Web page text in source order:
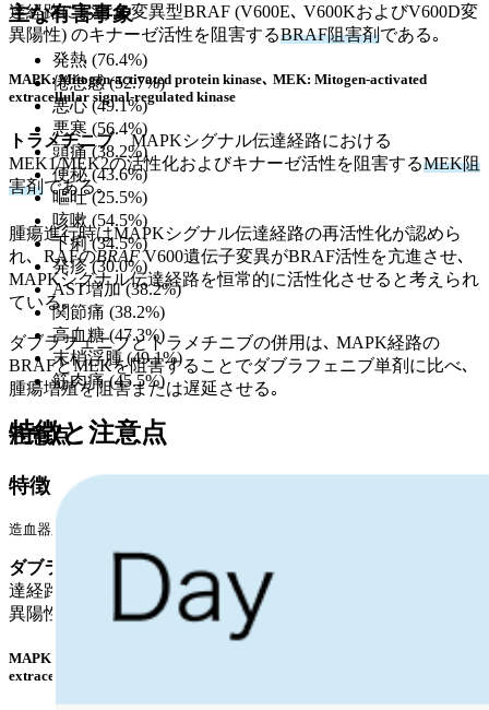
達経路における変異型BRAF (V600E､ V600KおよびV600D変
異陽性) のキナーゼ活性を阻害するBRAF阻害剤である｡
MAPK: Mitogen-activated protein kinase､ MEK: Mitogen-activated
extracellular signal-regulated kinase
トラメチニブMAPKシグナル伝達経路における
MEK1/MEK2の活性化およびキナーゼ活性を阻害するMEK阻
害剤である｡
腫瘍進行時はMAPKシグナル伝達経路の再活性化が認めら
れ､ RAFのBRAFV600遺伝子変異がBRAF活性を亢進させ､
MAPKシグナル伝達経路を恒常的に活性化させると考えられ
ている｡
ダブラフェニブとトラメチニブの併用は､ MAPK経路の
BRAFとMEKを阻害することでダブラフェニブ単剤に比べ､
腫瘍増殖を阻害または遅延させる｡
注意点
主な有害事象
発熱 (76.4%)
倦怠感 (52.7%)
悪心 (49.1%)
悪寒 (56.4%)
頭痛 (38.2%)
便秘 (43.6%)
嘔吐 (25.5%)
咳嗽 (54.5%)
下痢 (34.5%)
発疹 (30.0%)
AST増加 (38.2%)
関節痛 (38.2%)
高血糖 (47.3%)
末梢浮腫 (49.1%)
筋肉痛 (45.5%)
特徴と注意点
特徴
造血器腫瘍に対しては､ BRAF遺伝子変異を有する再発または難治性の有
ダブラフェニブ
RAS/RAF/MEK/ERK (MAPK) シグナル伝
達経路における変異型BRAF (V600E､ V600KおよびV600D変
異陽性) のキナーゼ活性を阻害する
MAPK: Mitogen-activated protein kinase､ MEK: Mitogen-activated
extracellular signal-regulated kinase